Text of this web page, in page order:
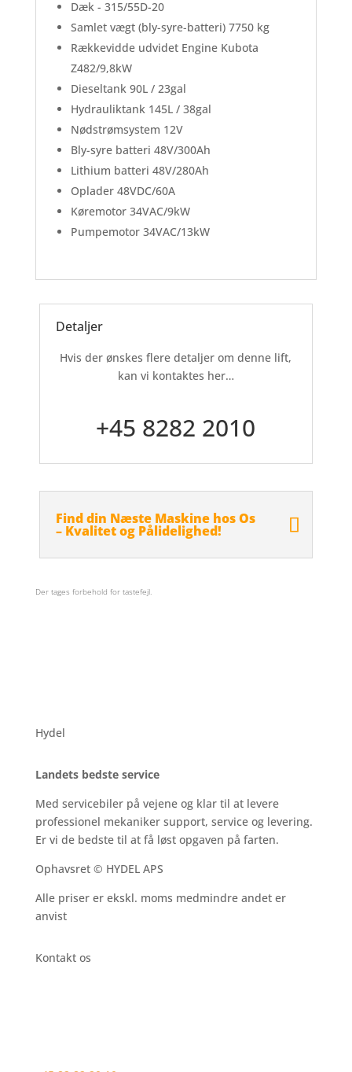
Dæk - 315/55D-20
Samlet vægt (bly-syre-batteri) 7750 kg
Rækkevidde udvidet Engine Kubota
Z482/9,8kW
Dieseltank 90L / 23gal
Hydrauliktank 145L / 38gal
Nødstrømsystem 12V
Bly-syre batteri 48V/300Ah
Lithium batteri 48V/280Ah
Oplader 48VDC/60A
Køremotor 34VAC/9kW
Pumpemotor 34VAC/13kW
Detaljer
Hvis der ønskes flere detaljer om denne lift,
kan vi kontaktes her…
+45 8282 2010
Find din Næste Maskine hos Os
– Kvalitet og Pålidelighed!
Der tages forbehold for tastefejl.
Hydel
Landets bedste service
Med servicebiler på vejene og klar til at levere
professionel mekaniker support, service og levering.
Er vi de bedste til at få løst opgaven på farten.
Ophavsret © HYDEL APS
Alle priser er ekskl. moms medmindre andet er
anvist
Kontakt os